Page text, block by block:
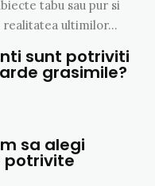
tabu sau pur si
realitatea ultimilor...
sunt potriviti
grasimile?
sa alegi
potrivite